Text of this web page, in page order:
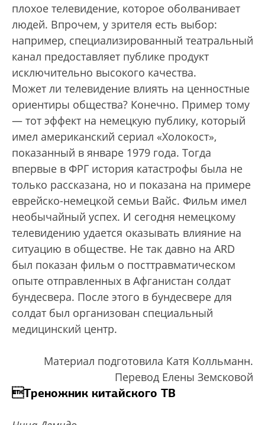
плохое телевидение, которое оболванивает
людей. Впрочем, у зрителя есть выбор:
например, специализированный театральный
канал предоставляет публике продукт
исключительно высокого качества.
Может ли телевидение влиять на ценностные
ориентиры общества? Конечно. Пример тому
— тот эффект на немецкую публику, который
имел американский сериал «Холокост»,
показанный в январе 1979 года. Тогда
впервые в ФРГ история катастрофы была не
только рассказана, но и показана на примере
еврейско-немецкой семьи Вайс. Фильм имел
необычайный успех. И сегодня немецкому
телевидению удается оказывать влияние на
ситуацию в обществе. Не так давно на ARD
был показан фильм о посттравматическом
опыте отправленных в Афганистан солдат
бундесвера. После этого в бундесвере для
солдат был организован специальный
медицинский центр.
Материал подготовила Катя Колльманн.
Перевод Елены Земсковой
Треножник китайского ТВ